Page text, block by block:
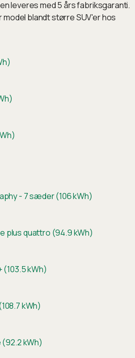
leveres med 5 års fabriksgaranti.
blandt større SUV'er hos
- 7 sæder (106 kWh)
plus quattro (94.9 kWh)
(103.5 kWh)
kWh)
kWh)